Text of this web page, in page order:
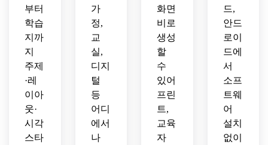
부터
학습
지까
지
주제
·레
이아
웃·
시각
스타
가
정,
교
실,
디지
털
등
어디
에서
나
화면
비로
생성
할
수
있어
프린
트,
교육
자
드,
안드
로이
드에
서
소프
트웨
어
설치
없이